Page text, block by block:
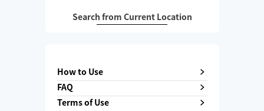
Search from Current Location
How to Use
FAQ
Terms of Use